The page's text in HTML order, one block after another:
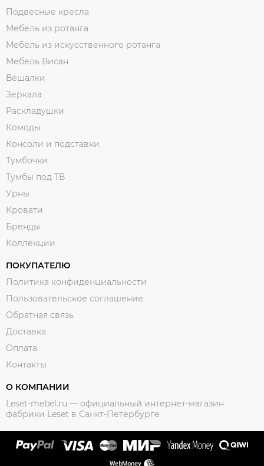
Подвесные кресла
Мебель из ротанга
Мебель из искусственного ротанга
Мебель Висан
Вешалки
Зеркала
Раскладушки
Комоды
Консоли и подставки
Тумбочки
Тумбы под ТВ
Урны
Кровати
Бренды
Коллекции
ПОКУПАТЕЛЮ
Политика конфиденциальности
Пользовательское соглашение
Обратная связь
Доставка
Оплата
Контакты
О КОМПАНИИ
Leset-mebel.ru — официальный интернет-магазин
фабрики Leset в Санкт-Петербурге